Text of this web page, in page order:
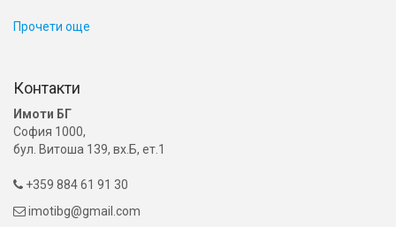
Прочети още
Контакти
Имоти БГ
София 1000,
бул. Витоша 139, вх.Б, ет.1
 +359 884 61 91 30
 imotibg@gmail.com